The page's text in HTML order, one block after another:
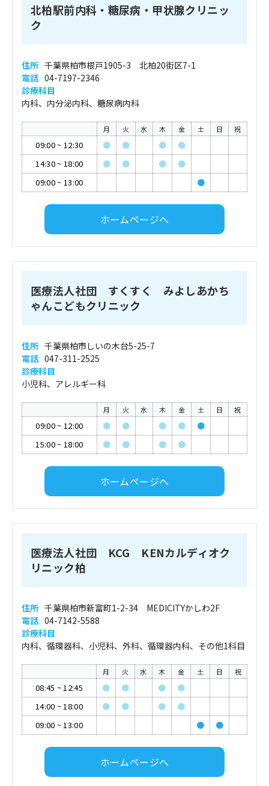
北柏駅前内科・糖尿病・甲状腺クリニッ
ク
住所 千葉県柏市根戸1905-3 北柏20街区7-1
電話 04-7197-2346
診療科目
内科、内分泌内科、糖尿病内科
月 火 水 木 金 土 日 祝
09:00~ 12:30 ● ● ●
●
14:30~ 18:00 ● ● ●
●
09:00~ 13:00 ●
ホームページへ
医療法人社団 すくすく みよしあかち
ゃんこどもクリニック
住所 千葉県柏市しいの木台5-25-7
電話 047-311-2525
診療科目
小児科、アレルギー科
月 火 水 木 金 土 日 祝
09:00~ 12:00 ● ● ● ●
●
15:00~ 18:00 ● ● ● ●
ホームページへ
医療法人社団 KCG KENカルディオク
リニック柏
住所 千葉県柏市新富町1-2-34 MEDICITYかしわ2F
電話 04-7142-5588
診療科目
内科、循環器科、小児科、外科、循環器内科、その他1科目
月 火 水 木 金 土 日 祝
08:45 ~12:45 ● ● ●
●
14:00 ~18:00 ● ● ●
●
09:00 ~13:00 ● ●
ホームページへ